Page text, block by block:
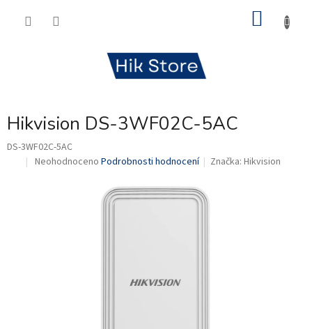
Hikvision DS-3WF02C-5AC
DS-3WF02C-5AC
Průměrné
Neohodnoceno Podrobnosti hodnocení Značka:Hikvision